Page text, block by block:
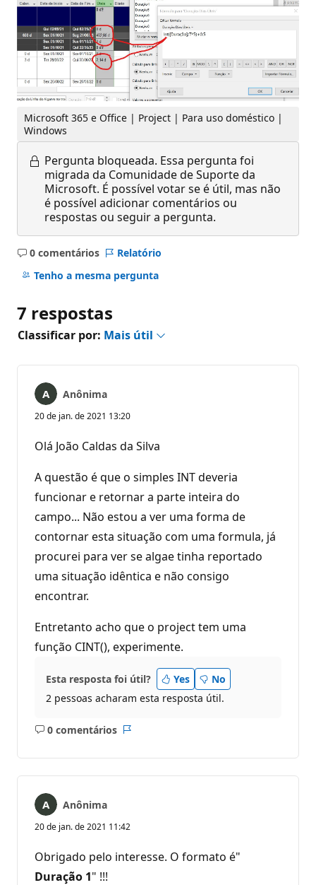
Microsoft 365 e Office | Project | Para uso doméstico |
Windows
Pergunta bloqueada. Essa pergunta foi
migrada da Comunidade de Suporte da
Microsoft. É possível votar se é útil, mas não
é possível adicionar comentários ou
respostas ou seguir a pergunta.
0 comentários
Sem
comentários
Relatório
Tenho a mesma pergunta
7 respostas
Classificar por: Mais útil
Anônima
20 de jan. de 2021 13:20
Olá João Caldas da Silva
A questão é que o simples INT deveria
funcionar e retornar a parte inteira do
campo... Não estou a ver uma forma de
contornar esta situação com uma formula, já
procurei para ver se algae tinha reportado
uma situação idêntica e não consigo
encontrar.
Entretanto acho que o project tem uma
função CINT(), experimente.
Esta resposta foi útil? Yes
No
2 pessoas acharam esta resposta útil.
0 comentários
Sem
Anônima
20 de jan. de 2021 11:42
Obrigado pelo interesse. O formato é"
Duração 1" !!!